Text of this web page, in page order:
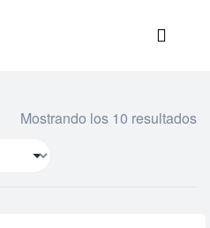
Mostrando los 10 resultados